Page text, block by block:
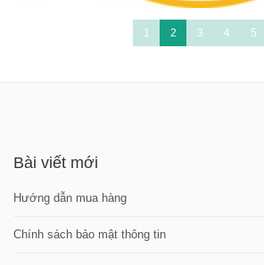
1 2 3 4 5
Bài viết mới
Hướng dẫn mua hàng
Chính sách bảo mật thông tin